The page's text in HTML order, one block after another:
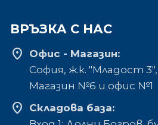
ВРЪЗКА С НАС
location_on
Офис - Магазин:
София, ж.к. "Младост 3",
Mагазин №6 и офис №1
location_on
Складова база: